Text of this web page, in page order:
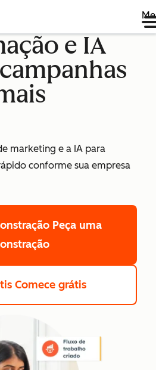
e IA
marketing e a IA para
conforme sua empresa
Peça uma
Comece grátis